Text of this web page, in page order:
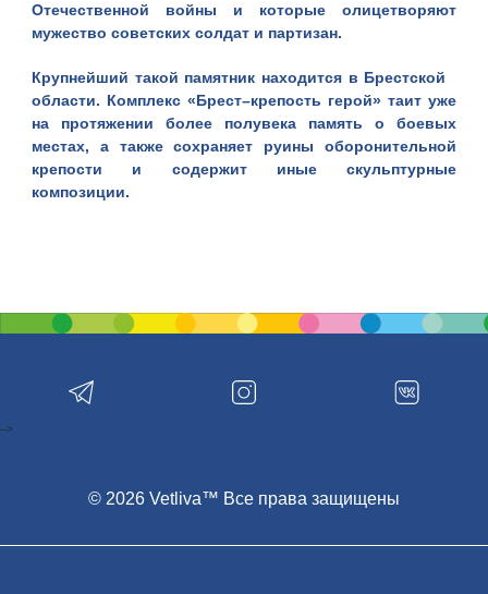
Отечественной войны и которые олицетворяют
мужество советских солдат и партизан.
Крупнейший такой памятник находится в Брестской
области. Комплекс «Брест–крепость герой»таит уже
на протяжении более полувека память о боевых
местах, а также сохраняет руины оборонительной
крепости и содержит иные скульптурные
композиции.
мемориального комплекса не выделялись никакие
на пожертвования граждан.
земляные укрепления временного характера. Первый
году строительство крепости и замка было
© 2026 Vetliva™ Все права защищены
-->